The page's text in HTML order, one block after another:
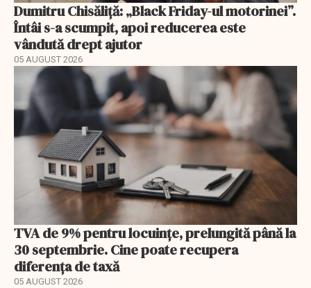
Dumitru Chisăliță: „Black Friday-ul motorinei”.
Întâi s-a scumpit, apoi reducerea este
vândută drept ajutor
05 AUGUST 2026
TVA de 9% pentru locuințe, prelungită până la
30 septembrie. Cine poate recupera
diferența de taxă
05 AUGUST 2026